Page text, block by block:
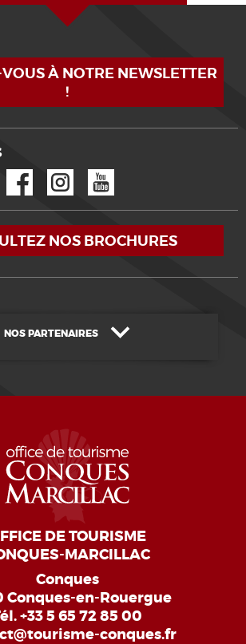
À NOTRE NEWSLETTER
!
NOS BROCHURES
NOS PARTENAIRES
DE TOURISME
MARCILLAC
Conques
Conques-en-Rouergue
+33 5 65 72 85 00
conques.fr